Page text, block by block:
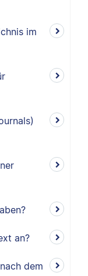
im
an?
dem